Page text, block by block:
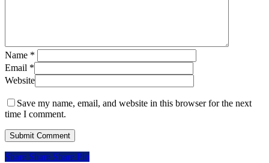
Name *
Email *
Website
Save my name, email, and website in this browser for the next
time I comment.
Share
Share Share Share Pin